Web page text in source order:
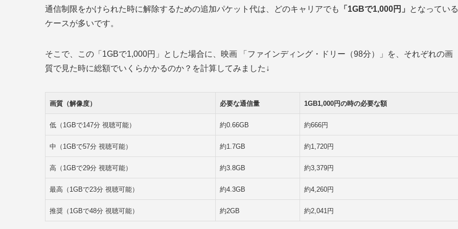
通信制限をかけられた時に解除するための追加パケット代は、どのキャリアでも 「1GBで1,000円」
となっている
ケースが多いです。
そこで、この「1GBで1,000円」とした場合に、映画 「ファインディング・ドリー（98分）」を、それぞれの画
質で見た時に総額でいくらかかるのか？を計算してみました↓
画質（解像度） 必要な通信量 1GB1,000円の時の必要な額
低（1GBで147分 視聴可能） 約0.66GB 約666円
中（1GBで57分 視聴可能） 約1.7GB 約1,720円
高（1GBで29分 視聴可能） 約3.8GB 約3,379円
最高（1GBで23分 視聴可能） 約4.3GB 約4,260円
推奨（1GBで48分 視聴可能） 約2GB 約2,041円